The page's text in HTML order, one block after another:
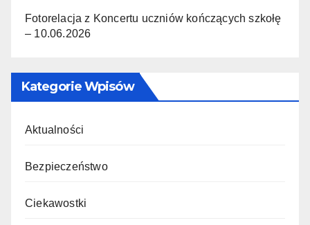
Fotorelacja z Koncertu uczniów kończących szkołę
– 10.06.2026
Kategorie Wpisów
Aktualności
Bezpieczeństwo
Ciekawostki